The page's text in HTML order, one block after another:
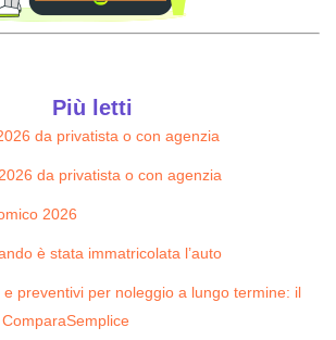
Più letti
da privatista o con agenzia
da privatista o con agenzia
2026
è stata immatricolata l’auto
preventivi per noleggio a lungo termine: il